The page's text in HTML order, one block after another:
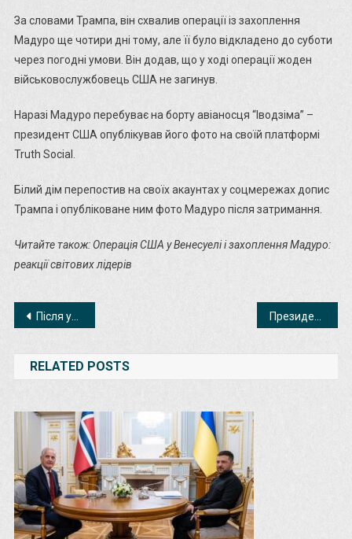
За словами Трампа, він схвалив операції із захоплення
Мадуро ще чотири дні тому, але її було відкладено до суботи
через погодні умови. Він додав, що у ході операції жоден
військовослужбовець США не загинув.
Наразі Мадуро перебуває на борту авіаносця “Іводзіма” –
президент США опублікував його фото на своїй платформі
Truth Social.
Білий дім перепостив на своїх акаунтах у соцмережах допис
Трампа і опубліковане ним фото Мадуро після затримання.
Читайте також: Операція США у Венесуелі і захоплення Мадуро:
реакції світових лідерів
Навігація
Після ударів США і полону Мадуро. Що означає “перехід під управління” Вашингтона – Chatham House
RELATED POSTS